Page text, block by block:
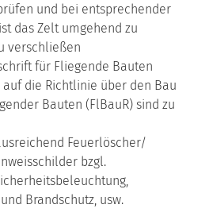
und bei entsprechender
das Zelt umgehend zu
verschließen
für Fliegende Bauten
auf die Richtlinie über den Bau
Bauten (FlBauR) sind zu
Feuerlöscher/
bzgl.
Brandschutz, usw.